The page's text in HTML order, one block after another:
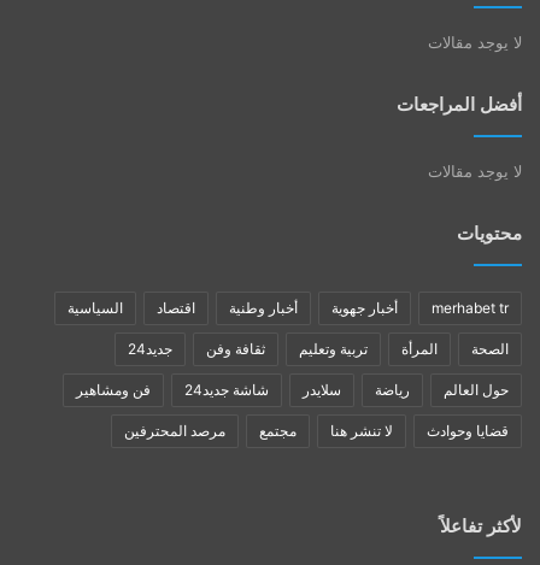
لا يوجد مقالات
أفضل المراجعات
لا يوجد مقالات
محتويات
merhabet tr أخبار جهوية أخبار وطنية اقتصاد السياسية
الصحة المرأة تربية وتعليم ثقافة وفن جديد24
حول العالم رياضة سلايدر شاشة جديد24 فن ومشاهير
قضايا وحوادث لا تنشر هنا مجتمع مرصد المحترفين
لأكثر تفاعلاً